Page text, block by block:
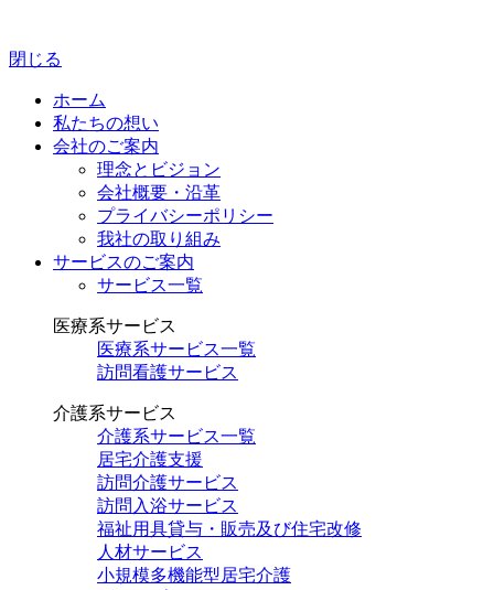
閉じる
ホーム
私たちの想い
会社のご案内
理念とビジョン
会社概要・沿革
プライバシーポリシー
我社の取り組み
サービスのご案内
サービス一覧
医療系サービス
医療系サービス一覧
訪問看護サービス
介護系サービス
介護系サービス一覧
居宅介護支援
訪問介護サービス
訪問入浴サービス
福祉用具貸与・販売及び住宅改修
人材サービス
小規模多機能型居宅介護